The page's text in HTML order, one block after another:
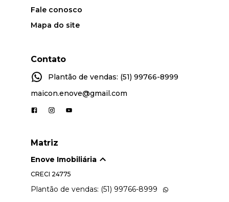
Fale conosco
Mapa do site
Contato
Plantão de vendas: (51) 99766-8999
maicon.enove@gmail.com
Matriz
Enove Imobiliária
CRECI 24775
Plantão de vendas: (51) 99766-8999